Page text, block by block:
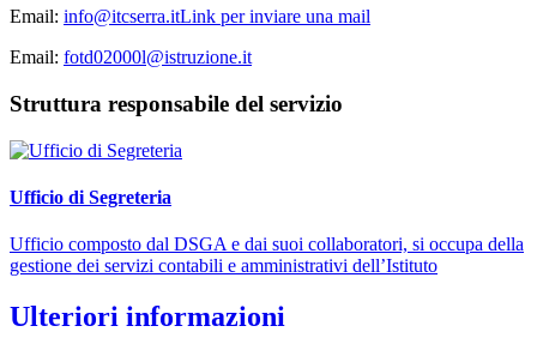
Email: info@itcserra.itLink per inviare una mail
Email: fotd02000l@istruzione.it
Struttura responsabile del servizio
Ufficio di Segreteria
Ufficio composto dal DSGA e dai suoi collaboratori, si occupa della
gestione dei servizi contabili e amministrativi dell’Istituto
Ulteriori informazioni